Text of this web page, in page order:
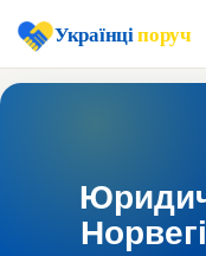
Українціпоруч